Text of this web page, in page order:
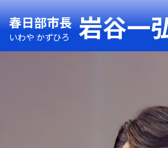
春日部市長
いわや かずひろ 岩谷一